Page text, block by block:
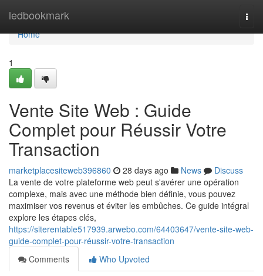
ledbookmark
Home
Home
1
Vente Site Web : Guide
Complet pour Réussir Votre
Transaction
marketplacesiteweb396860 28 days ago News
Discuss
La vente de votre plateforme web peut s'avérer une opération
complexe, mais avec une méthode bien définie, vous pouvez
maximiser vos revenus et éviter les embûches. Ce guide intégral
explore les étapes clés,
https://siterentable517939.arwebo.com/64403647/vente-site-web-
guide-complet-pour-réussir-votre-transaction
Comments
Who Upvoted